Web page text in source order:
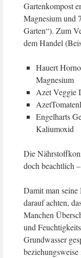
Gartenkompost
Magnesium und
Garten“). Zum
dem Handel
Hauert
Magnesium
Azet Veggie
Engelharts
Kaliumoxid
Die
doch beachtlich
Damit man
darauf achten,
Manchen
und
Grundwasser